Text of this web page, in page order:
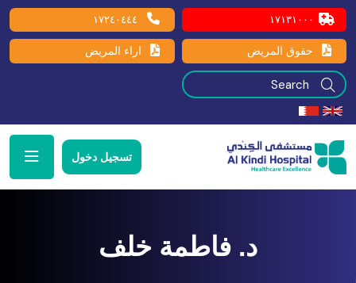
١٧١٣١٠٠٠ ١٧٢٤٠٤٤٤
حقوق المريض اراء المريض
تسجيل دخول
د. فاطمة خلف